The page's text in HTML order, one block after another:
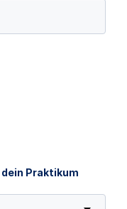
Praktikum